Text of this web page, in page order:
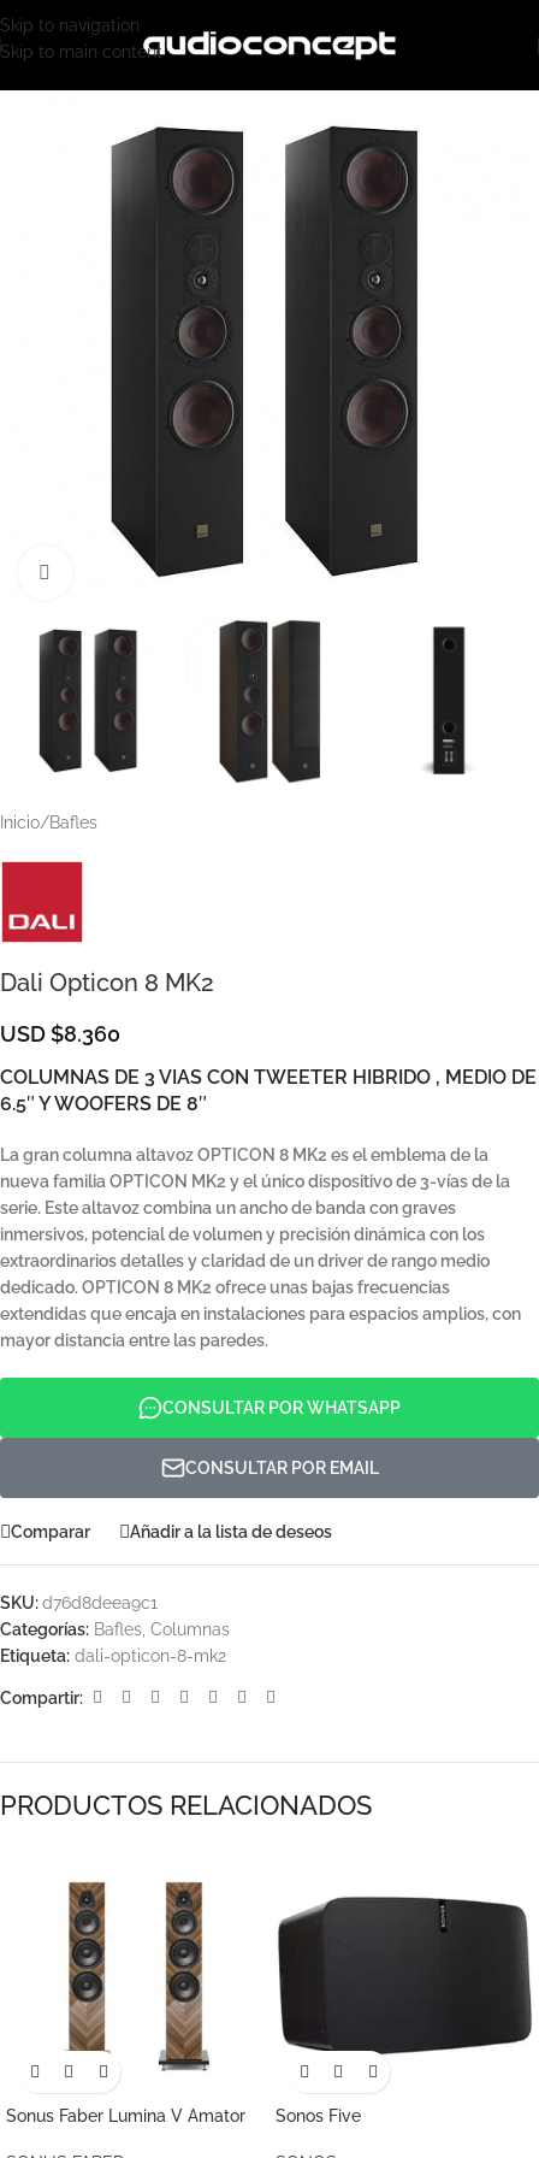
Skip to navigation
Skip to main content
Clic para ampliar
Inicio/Bafles
Dali Opticon 8 MK2
USD $8.360
COLUMNAS DE 3 VIAS CON TWEETER HIBRIDO , MEDIO DE
6.5″ Y WOOFERS DE 8″
La gran columna altavoz OPTICON 8 MK2 es el emblema de la
nueva familia OPTICON MK2 y el único dispositivo de 3-vías de la
serie. Este altavoz combina un ancho de banda con graves
inmersivos, potencial de volumen y precisión dinámica con los
extraordinarios detalles y claridad de un driver de rango medio
dedicado. OPTICON 8 MK2 ofrece unas bajas frecuencias
extendidas que encaja en instalaciones para espacios amplios, con
mayor distancia entre las paredes.
CONSULTAR POR WHATSAPP
CONSULTAR POR EMAIL
Comparar Añadir a la lista de deseos
SKU:d76d8deea9c1
Categorías: Bafles, Columnas
Etiqueta: dali-opticon-8-mk2
Compartir:
PRODUCTOS RELACIONADOS
Sonus Faber Lumina V Amator Sonos Five